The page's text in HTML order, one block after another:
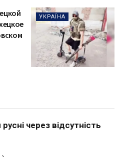
УКРАЇНА
через відсутність